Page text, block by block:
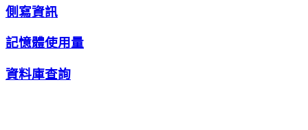
側寫資訊
記憶體使用量
資料庫查詢